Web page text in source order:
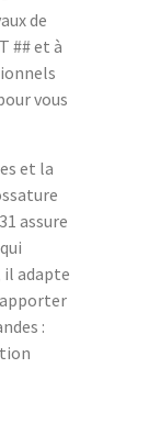
de
## et à
vous
et la
assure
adapte
: